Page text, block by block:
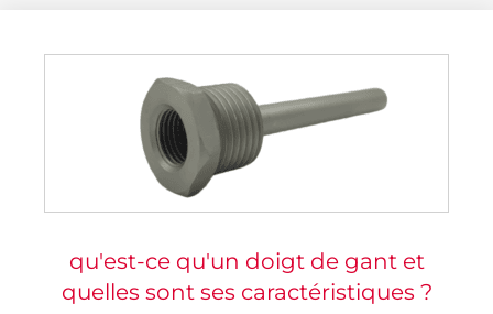
qu'est-ce qu'un doigt de gant et
quelles sont ses caractéristiques ?